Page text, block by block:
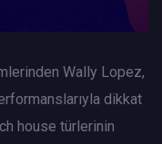
Wally Lopez,
dikkat
house türlerinin